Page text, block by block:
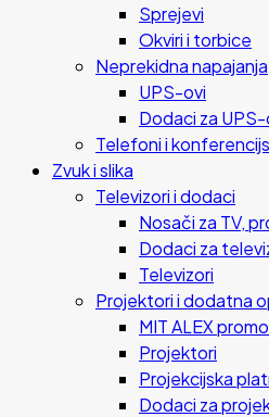
Sprejevi
Okviri i torbice
Neprekidna napajanja
UPS-ovi
Dodaci za
Telefoni i
Zvuk i slika
Televizori i dodaci
Nosači za TV,
Dodaci za
Televizori
Projektori i dodatna
MIT ALEX
Projektori
Projekcijska
Dodaci za